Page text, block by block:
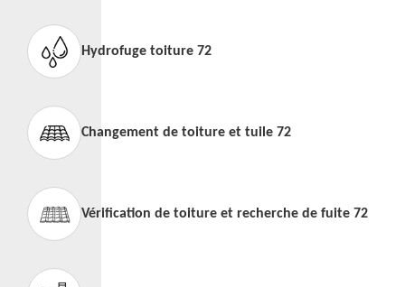
Hydrofuge toiture 72
Changement de toiture et tuile 72
Vérification de toiture et recherche de fuite 72